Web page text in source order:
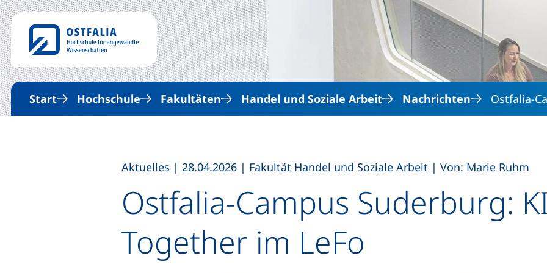
Direkt zum Inhalt
Start Hochschule Fakultäten Handel und Soziale Arbeit Nachrichten Ostfalia-
Ostfalia-Campus Suderburg:
Together im LeFo
Aktuelles | 28.04.2026 | Fakultät Handel und Soziale Arbeit | Von: Marie Ruhm